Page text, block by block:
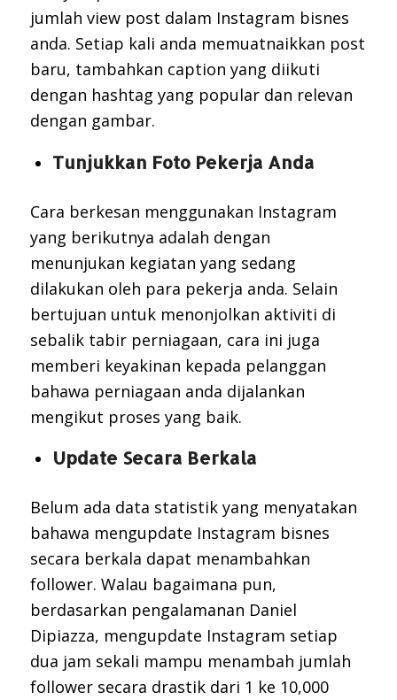
jumlah view post dalam Instagram bisnes
anda. Setiap kali anda memuatnaikkan post
baru, tambahkan caption yang diikuti
dengan hashtag yang popular dan relevan
dengan gambar.
Tunjukkan Foto Pekerja Anda
Cara berkesan menggunakan Instagram
yang berikutnya adalah dengan
menunjukan kegiatan yang sedang
dilakukan oleh para pekerja anda. Selain
bertujuan untuk menonjolkan aktiviti di
sebalik tabir perniagaan, cara ini juga
memberi keyakinan kepada pelanggan
bahawa perniagaan anda dijalankan
mengikut proses yang baik.
Update Secara Berkala
Belum ada data statistik yang menyatakan
bahawa mengupdate Instagram bisnes
secara berkala dapat menambahkan
follower. Walau bagaimana pun,
berdasarkan pengalamanan Daniel
Dipiazza, mengupdate Instagram setiap
dua jam sekali mampu menambah jumlah
follower secara drastik dari 1 ke 10,000